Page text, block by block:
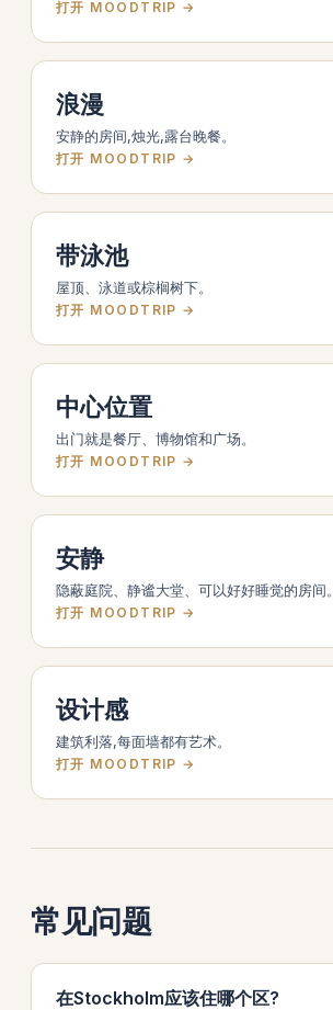
打开 MOODTRIP →
浪漫
安静的房间,烛光,露台晚餐。
打开 MOODTRIP →
带泳池
屋顶、泳道或棕榈树下。
打开 MOODTRIP →
中心位置
出门就是餐厅、博物馆和广场。
打开 MOODTRIP →
安静
隐蔽庭院、静谧大堂、可以好好睡觉的房间。
打开 MOODTRIP →
设计感
建筑利落,每面墙都有艺术。
打开 MOODTRIP →
常见问题
在Stockholm应该住哪个区?